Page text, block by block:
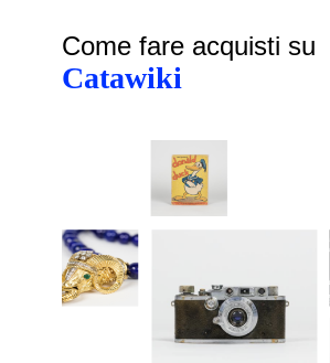
Come fare acquisti su
Catawiki